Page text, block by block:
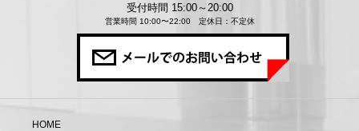
受付時間 15:00～20:00
営業時間 10:00〜22:00 定休日：不定休
HOME